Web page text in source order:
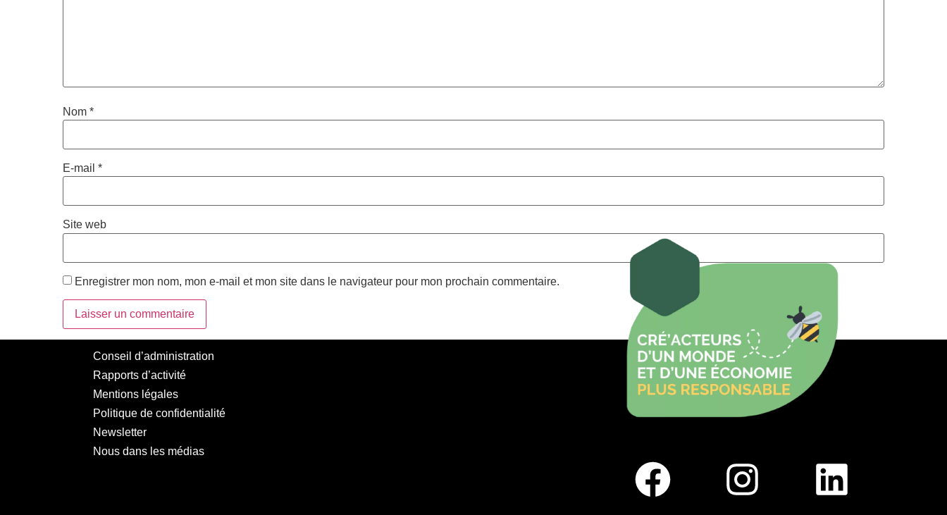
Nom *
E-mail *
Site web
Enregistrer mon nom, mon e-mail et mon site dans le navigateur pour mon prochain commentaire.
Conseil d’administration
Rapports d’activité
Mentions légales
Politique de confidentialité
Newsletter
Nous dans les médias